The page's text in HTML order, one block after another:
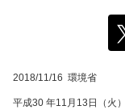
2018/11/16 環境省
平成30 年11月13日（火